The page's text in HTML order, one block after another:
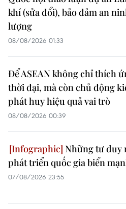
khí (sửa đổi), bảo đảm an
lượng
08/08/2026 01:33
Để ASEAN không chỉ thích
thời đại, mà còn chủ động
phát huy hiệu quả vai trò
08/08/2026 00:39
Những tư duy
phát triển quốc gia biển
07/08/2026 23:55